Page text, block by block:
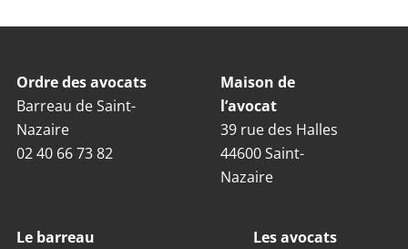
Ordre des avocats
Barreau de Saint-
Nazaire
02 40 66 73 82
Maison de
l’avocat
39 rue des Halles
44600 Saint-
Nazaire
Le barreau Les avocats